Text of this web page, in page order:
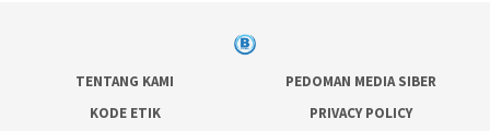
TENTANG KAMI
PEDOMAN MEDIA SIBER
KODE ETIK
PRIVACY POLICY